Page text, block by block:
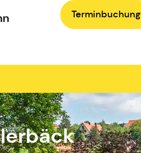
Terminbuchung